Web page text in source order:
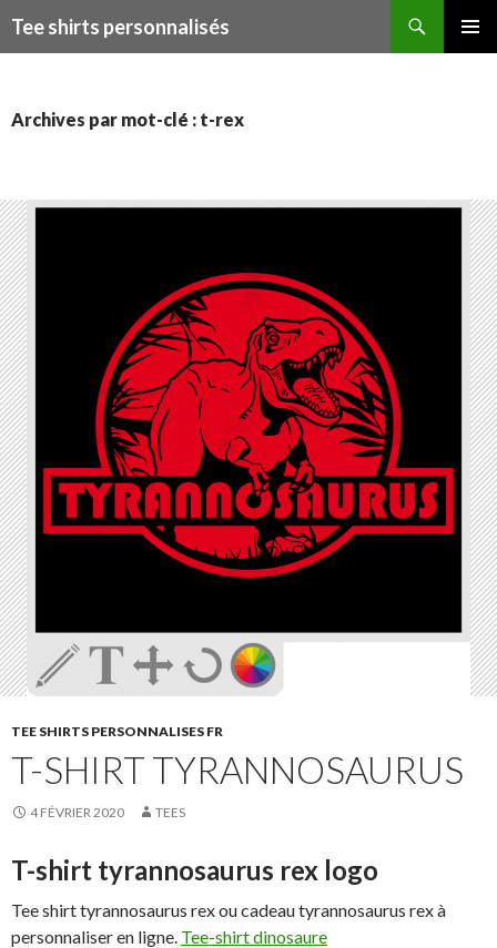
Tee shirts personnalisés
Archives par mot-clé : t-rex
TEE SHIRTS PERSONNALISES FR
T-SHIRT TYRANNOSAURUS
4 FÉVRIER 2020 TEES
T-shirt tyrannosaurus rex logo
Tee shirt tyrannosaurus rex ou cadeau tyrannosaurus rex à
personnaliser en ligne. Tee-shirt dinosaure